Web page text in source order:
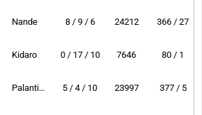
Nande 8 / 9 / 6 24212 366 / 27
Kidaro 0 / 17 / 10 7646 80 / 1
Palantimos 5 / 4 / 10 23997 377 / 5